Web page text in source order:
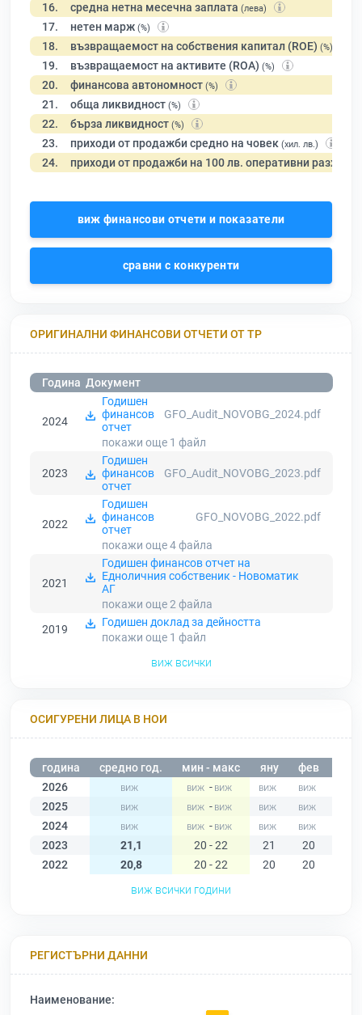
16. средна нетна месечна заплата (лева)
17. нетен марж (%)
18. възвращаемост на собствения капитал (ROE) (%)
19. възвращаемост на активите (ROA) (%)
20. финансова автономност (%)
21. обща ликвидност (%)
22. бърза ликвидност (%)
23. приходи от продажби средно на човек (хил. лв.)
24. приходи от продажби на 100 лв. оперативни разходи
виж финансови отчети и показатели
сравни с конкуренти
ОРИГИНАЛНИ ФИНАНСОВИ ОТЧЕТИ ОТ ТР
Година Документ
2024
Годишен
финансов
отчет
GFO_Audit_NOVOBG_2024.pdf
покажи още 1 файл
2023
Годишен
финансов
отчет
GFO_Audit_NOVOBG_2023.pdf
2022
Годишен
финансов
отчет
GFO_NOVOBG_2022.pdf
покажи още 4файла
2021
Годишен финансов отчет на
Едноличния собственик - Новоматик
АГ
покажи още 2файла
2019
Годишен доклад за дейността
покажи още 1 файл
виж всички
ОСИГУРЕНИ ЛИЦА В НОИ
година средно год. мин - макс яну фев
2026
-
2025
-
2024
-
2023
21,1 20 - 22 21 20
2022
20,8 20 - 22 20 20
виж всички години
РЕГИСТЪРНИ ДАННИ
Наименование: